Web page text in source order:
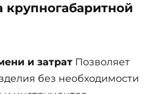
и затрат Позволяет
без необходимости